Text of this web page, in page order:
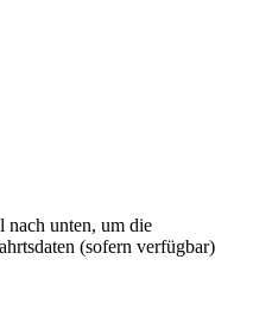
unten, um die
(sofern verfügbar)